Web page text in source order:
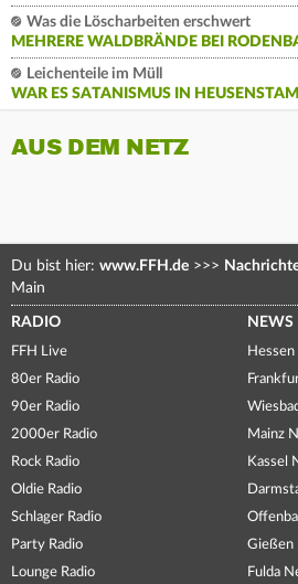
Was die Löscharbeiten erschwert
MEHRERE WALDBRÄNDE BEI
Leichenteile im Müll
WAR ES SATANISMUS IN
AUS DEM NETZ
Du bist hier: www.FFH.de >>>
Main
RADIO
FFH Live
80er Radio
90er Radio
2000er Radio
Rock Radio
Oldie Radio
Schlager Radio
Party Radio
Lounge Radio
NEWS
Mainz
Kassel
Gießen
Fulda